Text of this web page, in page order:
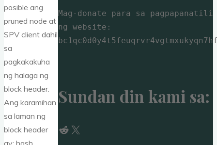
posible ang
pruned node at
SPV client dahil
sa
pagkakakuha
ng halaga ng
block header.
Ang karamihan
sa laman ng
block header
ay: hash …
Mag-donate para sa pagpapanatili
ng website:
Sundan din kami sa:
Reddit
X